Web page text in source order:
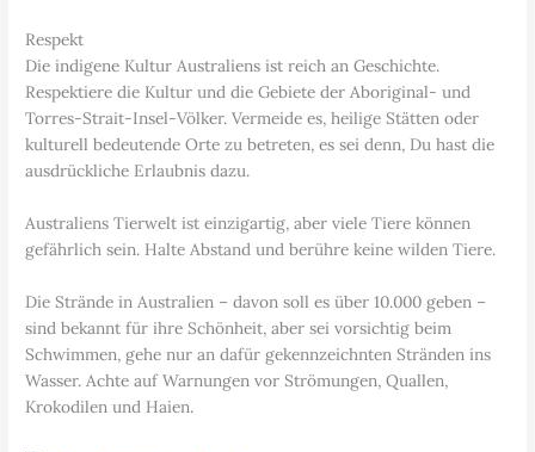
Respekt
Die indigene Kultur Australiens ist reich an Geschichte.
Respektiere die Kultur und die Gebiete der Aboriginal- und
Torres-Strait-Insel-Völker. Vermeide es, heilige Stätten oder
kulturell bedeutende Orte zu betreten, es sei denn, Du hast die
ausdrückliche Erlaubnis dazu.
Australiens Tierwelt ist einzigartig, aber viele Tiere können
gefährlich sein. Halte Abstand und berühre keine wilden Tiere.
Die Strände in Australien – davon soll es über 10.000 geben –
sind bekannt für ihre Schönheit, aber sei vorsichtig beim
Schwimmen, gehe nur an dafür gekennzeichnten Stränden ins
Wasser. Achte auf Warnungen vor Strömungen, Quallen,
Krokodilen und Haien.